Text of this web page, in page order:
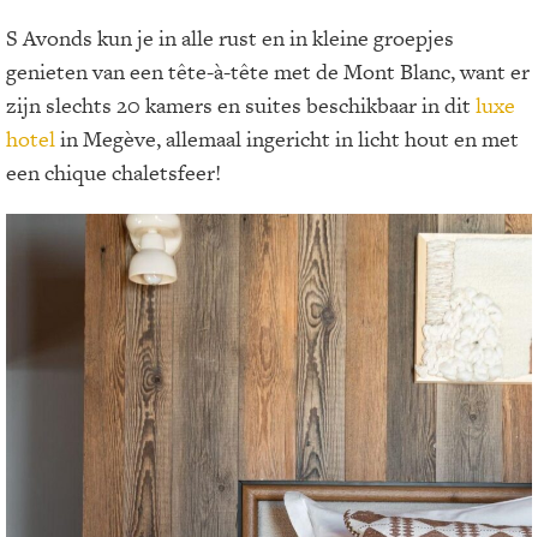
S Avonds kun je in alle rust en in kleine groepjes
genieten van een tête-à-tête met de Mont Blanc, want er
zijn slechts 20 kamers en suites beschikbaar in dit luxe
hotelin Megève, allemaal ingericht in licht hout en met
een chique chaletsfeer!